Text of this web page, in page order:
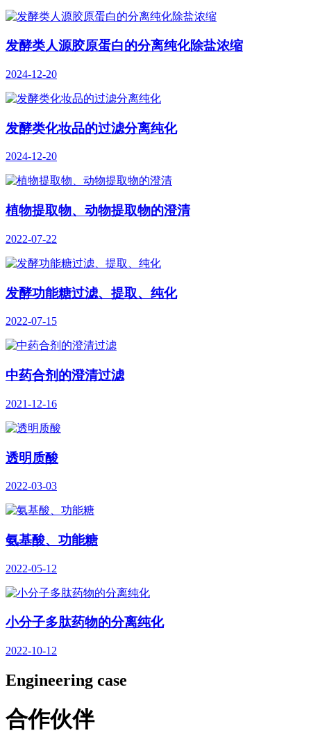
发酵类人源胶原蛋白的分离纯化除盐浓缩
2024-12-20
发酵类化妆品的过滤分离纯化
2024-12-20
植物提取物、动物提取物的澄清
2022-07-22
发酵功能糖过滤、提取、纯化
2022-07-15
中药合剂的澄清过滤
2021-12-16
透明质酸
2022-03-03
氨基酸、功能糖
2022-05-12
小分子多肽药物的分离纯化
2022-10-12
Engineering case
合作伙伴